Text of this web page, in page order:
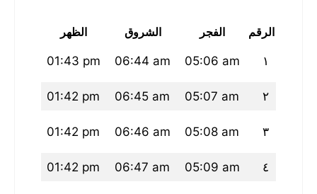
الرقم الفجر الشروق الظهر
١ 05:06 am
06:44 am
01:43 pm
٢ 05:07 am
06:45 am
01:42 pm
٣ 05:08 am
06:46 am
01:42 pm
٤ 05:09 am
06:47 am
01:42 pm